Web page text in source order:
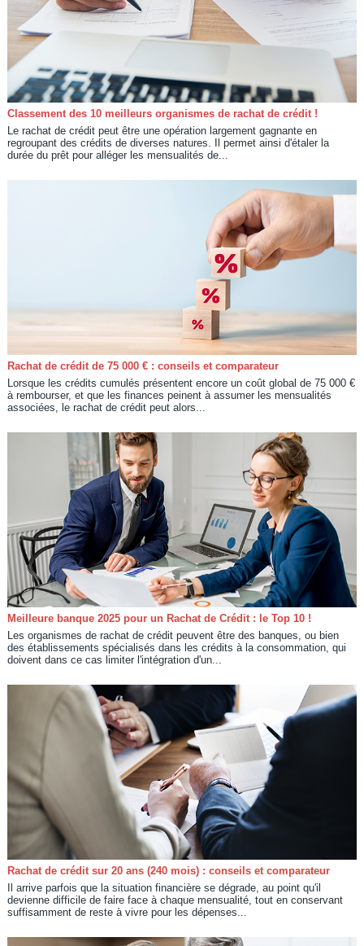
Classement des 10 meilleurs organismes de rachat de crédit !
Le rachat de crédit peut être une opération largement gagnante en
regroupant des crédits de diverses natures. Il permet ainsi d'étaler la
durée du prêt pour alléger les mensualités de...
Rachat de crédit de 75 000 € : conseils et comparateur
Lorsque les crédits cumulés présentent encore un coût global de 75 000 €
à rembourser, et que les finances peinent à assumer les mensualités
associées, le rachat de crédit peut alors...
Meilleure banque 2025 pour un Rachat de Crédit : le Top 10 !
Les organismes de rachat de crédit peuvent être des banques, ou bien
des établissements spécialisés dans les crédits à la consommation, qui
doivent dans ce cas limiter l'intégration d'un...
Rachat de crédit sur 20 ans (240 mois) : conseils et comparateur
Il arrive parfois que la situation financière se dégrade, au point qu'il
devienne difficile de faire face à chaque mensualité, tout en conservant
suffisamment de reste à vivre pour les dépenses...